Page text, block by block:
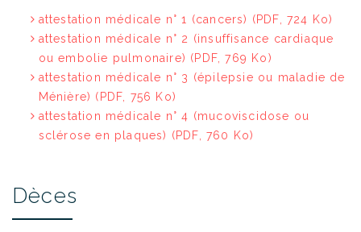
attestation médicale n° 1 (cancers) (PDF, 724 Ko)
attestation médicale n° 2 (insuffisance cardiaque
ou embolie pulmonaire) (PDF, 769 Ko)
attestation médicale n° 3 (épilepsie ou maladie de
Ménière) (PDF, 756 Ko)
attestation médicale n° 4 (mucoviscidose ou
sclérose en plaques) (PDF, 760 Ko)
Dèces